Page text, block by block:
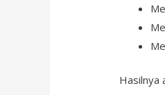
Hasilnya